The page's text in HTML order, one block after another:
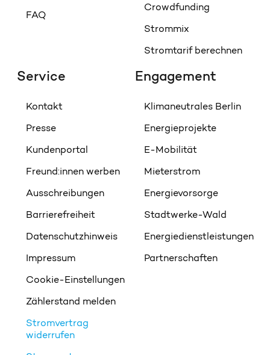
FAQ
Crowdfunding
Strommix
Stromtarif berechnen
Service
Kontakt
Presse
Kundenportal
Freund:innen werben
Ausschreibungen
Barrierefreiheit
Datenschutzhinweis
Impressum
Cookie-Einstellungen
Zählerstand melden
Stromvertrag
widerrufen
Engagement
Klimaneutrales Berlin
Energieprojekte
E-Mobilität
Mieterstrom
Energievorsorge
Stadtwerke-Wald
Energiedienstleistungen
Partnerschaften